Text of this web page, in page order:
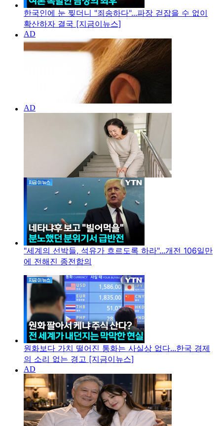
한국인에 눈 찢더니 "죄송하다"...파장 걷잡을 수 없이
확산하자 결국 [지금이뉴스]
"세계의 선박들, 석유가 흐르도록 하라"...개전 106일만
에 전해진 종전합의
원화보다 가치 떨어진 통화는 사실상 없다...한국 경제
의 소리 없는 경고 [지금이뉴스]